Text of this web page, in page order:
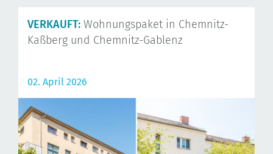
VERKAUFT: Wohnungspaket in Chemnitz-
Kaßberg und Chemnitz-Gablenz
02. April 2026